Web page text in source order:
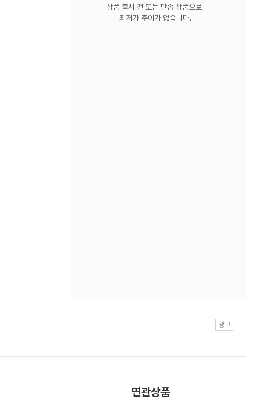
상품 출시 전 또는 단종 상품으로,
최저가 추이가 없습니다.
연관상품